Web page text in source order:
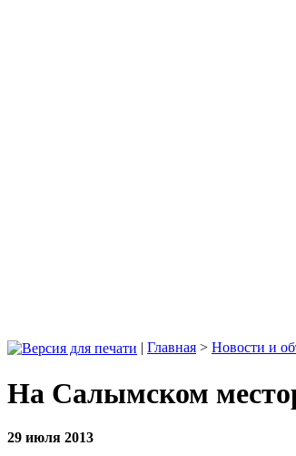
| Главная > Новости и
На Салымском
29 июля 2013